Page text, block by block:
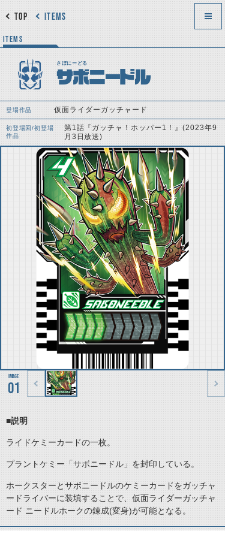
ITEMS
TOP
ITEMS
さぼにーどる
サボニードル
登場作品 仮面ライダーガッチャード
初登場回/初登場
作品
第1話『ガッチャ！ホッパー1！』(2023年9
月3日放送)
01
■説明
ライドケミーカードの一枚。
プラントケミー「サボニードル」を封印している。
ホークスターとサボニードルのケミーカードをガッチャ
ードライバーに装填することで、仮面ライダーガッチャ
ード ニードルホークの錬成(変身)が可能となる。